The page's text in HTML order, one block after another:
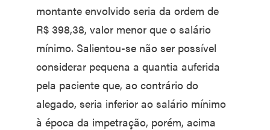
montante envolvido seria da ordem de
R$ 398,38, valor menor que o salário
mínimo. Salientou-se não ser possível
considerar pequena a quantia auferida
pela paciente que, ao contrário do
alegado, seria inferior ao salário mínimo
à época da impetração, porém, acima